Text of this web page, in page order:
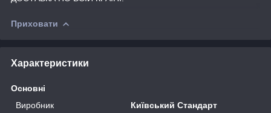
Приховати
Характеристики
Основні
Виробник
Київський Стандарт